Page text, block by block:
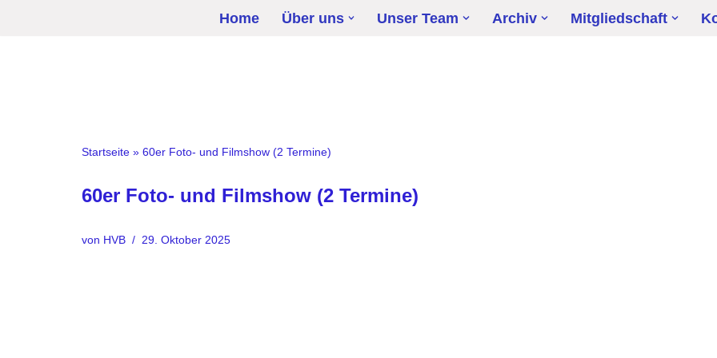
Home Über uns Unser Team Archiv Mitgliedschaft
Startseite » 60er Foto- und Filmshow (2 Termine)
60er Foto- und Filmshow (2 Termine)
von HVB 29. Oktober 2025